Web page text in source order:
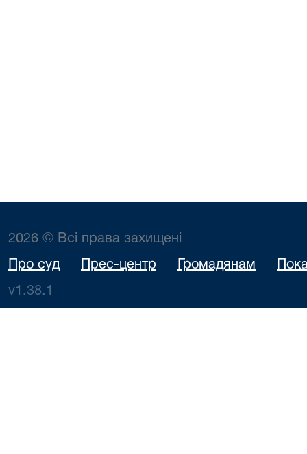
2026 © Всі права захищені
Про суд Прес-центр Громадянам
v1.38.1